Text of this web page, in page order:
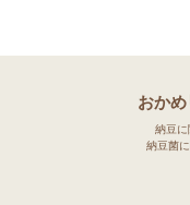
おかめ
納豆に
納豆菌